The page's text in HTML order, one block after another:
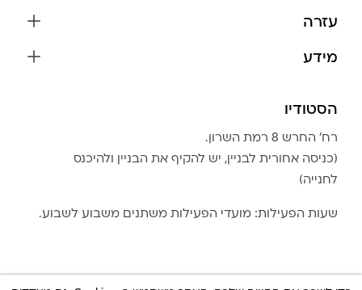
צמידים
בגדים
אביזרים
גברים
עזרה
צור קשר
מידע
שמירה על התכשיטים
הצהרת נגישות
טבלת מידות טבעות
Community Club
הסטודיו
רח׳ החרש 8 רמת השרון.
(כניסה אחורית לבניין, יש להקיף את הבניין ולהיכנס
לחנייה)
שעות הפעילות: מועדי הפעילות משתנים משבוע לשבוע.